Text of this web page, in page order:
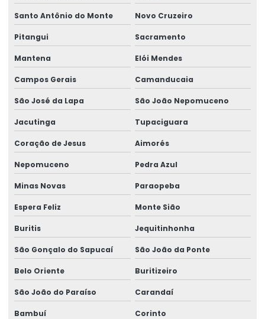
Rótulos Adesivos Com Acabamento Fosco
Rótulos Adesivos Com Alta Resistência
Rótulos Adesivos Com Cola Removível
Rótulos Adesivos Com Proteção Uv
Rótulos Adesivos Couchê Brilho
Rótulos Adesivos De Segurança
Rótulos Adesivos De Segurança Alimentar
Rótulos Adesivos Em Bopp
Rótulos Adesivos Em Bopp Transparente
Rótulos Adesivos Em Diferentes Formatos
Rótulos Adesivos Para Alimentos
Santo Antônio do Monte Novo Cruzeiro
Pitangui Sacramento
Mantena Elói Mendes
Campos Gerais Camanducaia
São José da Lapa São João Nepomuceno
Jacutinga Tupaciguara
Coração de Jesus Aimorés
Nepomuceno Pedra Azul
Minas Novas Paraopeba
Espera Feliz Monte Sião
Buritis Jequitinhonha
São Gonçalo do Sapucaí São João da Ponte
Belo Oriente Buritizeiro
São João do Paraíso Carandaí
Bambuí Corinto